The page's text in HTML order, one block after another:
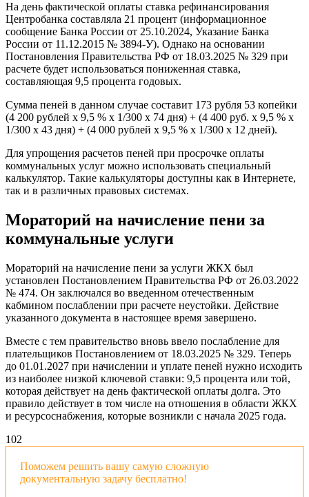
На день фактической оплаты ставка рефинансирования
Центробанка составляла 21 процент (информационное
сообщение Банка России от 25.10.2024, Указание Банка
России от 11.12.2015 № 3894-У). Однако на основании
Постановления Правительства РФ от 18.03.2025 № 329 при
расчете будет использоваться пониженная ставка,
составляющая 9,5 процента годовых.
Сумма пеней в данном случае составит 173 рубля 53 копейки
(4 200 рублей x 9,5 % x 1/300 x 74 дня) + (4 400 руб. x 9,5 % x
1/300 x 43 дня) + (4 000 рублей x 9,5 % x 1/300 x 12 дней).
Для упрощения расчетов пеней при просрочке оплаты
коммунальных услуг можно использовать специальный
калькулятор. Такие калькуляторы доступны как в Интернете,
так и в различных правовых системах.
Мораторий на начисление пени за
коммунальные услуги
Мораторий на начисление пени за услуги ЖКХ был
установлен Постановлением Правительства РФ от 26.03.2022
№ 474. Он заключался во введенном отечественным
кабмином послаблении при расчете неустойки. Действие
указанного документа в настоящее время завершено.
Вместе с тем правительство вновь ввело послабление для
плательщиков Постановлением от 18.03.2025 № 329. Теперь
до 01.01.2027 при начислении и уплате пеней нужно исходить
из наиболее низкой ключевой ставки: 9,5 процента или той,
которая действует на день фактической оплаты долга. Это
правило действует в том числе на отношения в области ЖКХ
и ресурсоснабжения, которые возникли с начала 2025 года.
102
Поможем решить вашу самую сложную
документальную задачу бесплатно!